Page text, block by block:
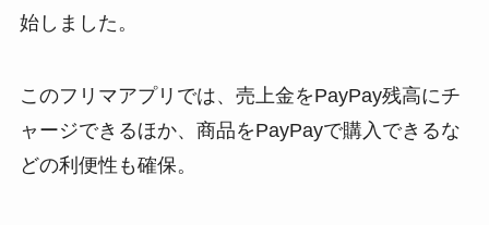
始しました。
このフリマアプリでは、売上金をPayPay残高にチ
ャージできるほか、商品をPayPayで購入できるな
どの利便性も確保。